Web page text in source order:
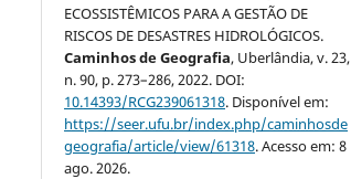
ECOSSISTÊMICOS PARA A GESTÃO DE
RISCOS DE DESASTRES HIDROLÓGICOS.
Caminhos de Geografia, Uberlândia, v. 23,
n. 90, p. 273–286, 2022. DOI:
10.14393/RCG239061318. Disponível em:
https://seer.ufu.br/index.php/caminhosde
geografia/article/view/61318. Acesso em: 8
ago. 2026.